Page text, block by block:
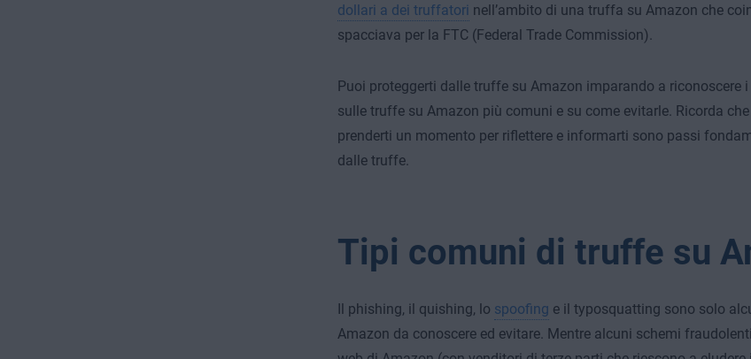
dollari a dei truffatori nell’ambito di una truffa su Amazon che
spacciava per la FTC (Federal Trade Commission).
Puoi proteggerti dalle truffe su Amazon imparando a riconoscere
sulle truffe su Amazon più comuni e su come evitarle. Ricorda
prenderti un momento per riflettere e informarti sono passi
dalle truffe.
Tipi comuni di truffe su
Il phishing, il quishing, lo spoofing e il typosquatting sono solo
Amazon da conoscere ed evitare. Mentre alcuni schemi